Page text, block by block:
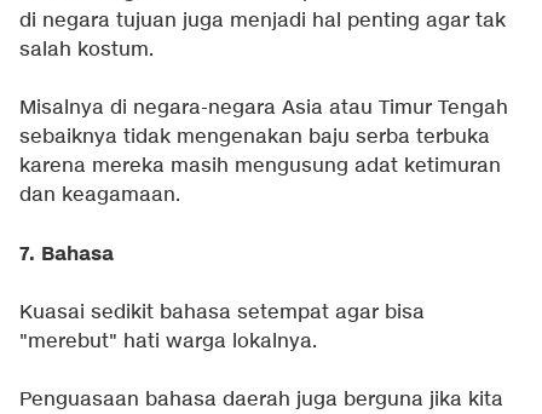
di negara tujuan juga menjadi hal penting agar tak
salah kostum.
Misalnya di negara-negara Asia atau Timur Tengah
sebaiknya tidak mengenakan baju serba terbuka
karena mereka masih mengusung adat ketimuran
dan keagamaan.
7. Bahasa
Kuasai sedikit bahasa setempat agar bisa
"merebut" hati warga lokalnya.
Penguasaan bahasa daerah juga berguna jika kita